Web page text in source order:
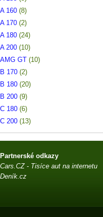
A 160 (8)
A 170 (2)
A 180 (24)
A 200 (10)
AMG GT (10)
B 170 (2)
B 180 (20)
B 200 (9)
C 180 (6)
C 200 (13)
Partnerské odkazy
Cars.CZ - Tisíce aut na internetu
Deník.cz